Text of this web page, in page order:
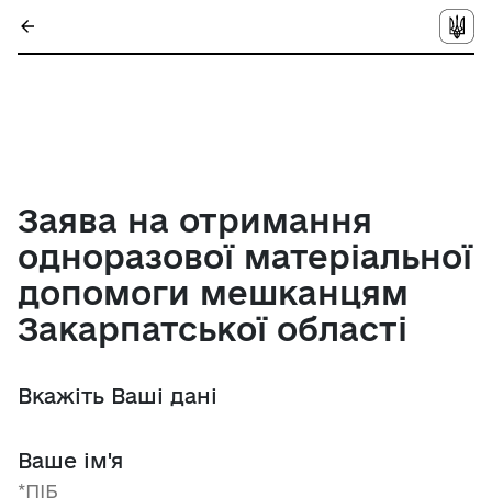
Заява на отримання
одноразової матеріальної
допомоги мешканцям
Закарпатської області
Вкажіть Ваші дані
Ваше ім'я